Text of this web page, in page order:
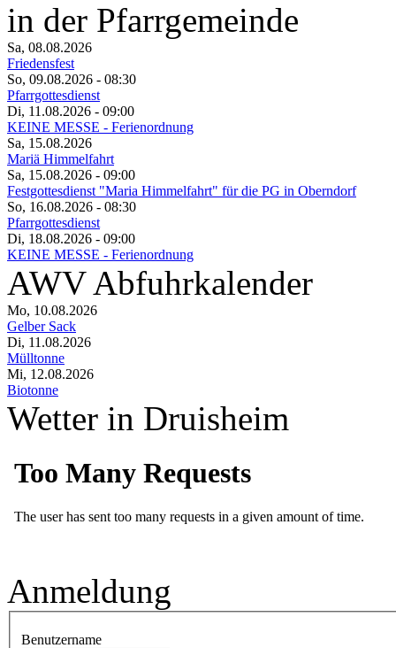
in der Pfarrgemeinde
Sa, 08.08.2026
Friedensfest
So, 09.08.2026 - 08:30
Pfarrgottesdienst
Di, 11.08.2026 - 09:00
KEINE MESSE - Ferienordnung
Sa, 15.08.2026
Mariä Himmelfahrt
Sa, 15.08.2026 - 09:00
Festgottesdienst "Maria Himmelfahrt" für die PG in Oberndorf
So, 16.08.2026 - 08:30
Pfarrgottesdienst
Di, 18.08.2026 - 09:00
KEINE MESSE - Ferienordnung
AWV Abfuhrkalender
Mo, 10.08.2026
Gelber Sack
Di, 11.08.2026
Mülltonne
Mi, 12.08.2026
Biotonne
Wetter in Druisheim
Anmeldung
Benutzername